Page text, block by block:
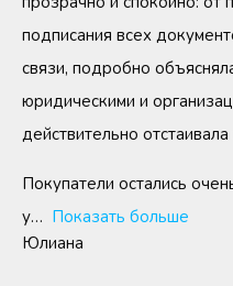
подписания всех
связи, подробно
юридическими и
действительно
Покупатели остались
у
Показать больше
Юлиана